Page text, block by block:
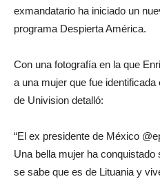
exmandatario ha iniciado un
programa Despierta América.
Con una fotografía en la que
a una mujer que fue identificada
de Univision detalló:
“El ex presidente de México
Una bella mujer ha
se sabe que es de Lituania y